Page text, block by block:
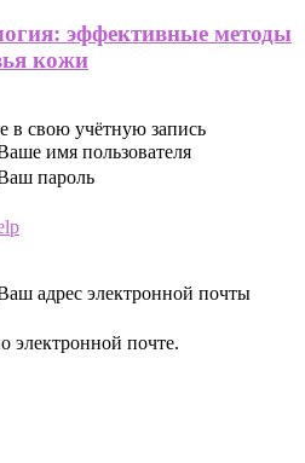
эффективные методы
кожи
в свою учётную запись
имя пользователя
пароль
адрес электронной почты
электронной почте.